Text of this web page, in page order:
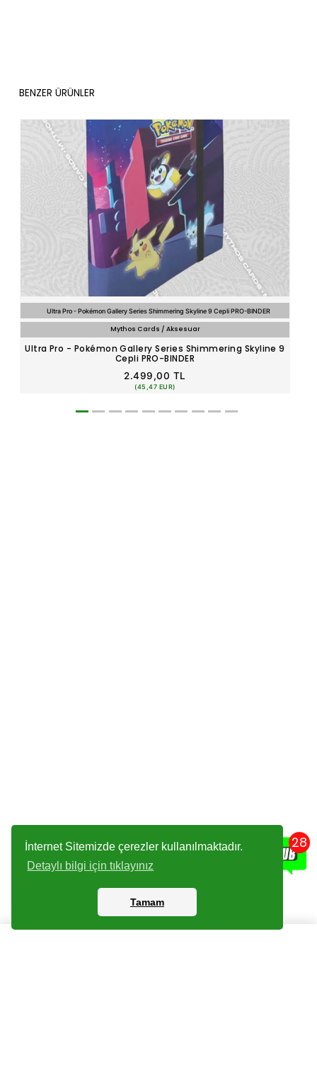
İnternet Sitemizde çerezler kullanılmaktadır.
Detaylı bilgi için tıklayınız
Tamam
BENZER ÜRÜNLER
Ultra Pro - Pokémon Gallery Series Shimmering Skyline 9 Cepli PRO-BINDER
Mythos Cards / Aksesuar
Ultra Pro - Pokémon Gallery Series Shimmering Skyline 9
Cepli PRO-BINDER
2.499,00 TL
(45,47 EUR)
28